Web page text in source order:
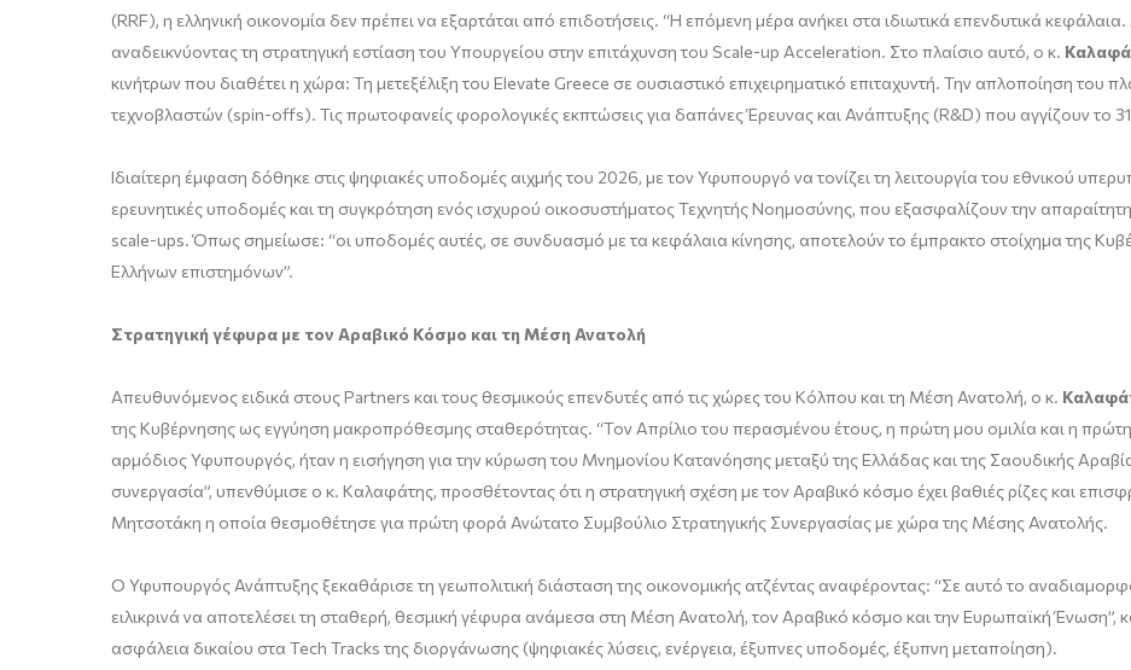
(RRF), η ελληνική οικονομία δεν πρέπει να εξαρτάται από επιδοτήσεις. “Η επόμενη μέρα ανήκει στα ιδιωτικά επενδυτικά
αναδεικνύοντας τη στρατηγική εστίαση του Υπουργείου στην επιτάχυνση του Scale-up Acceleration. Στο πλαίσιο αυτό, ο κ.
κινήτρων που διαθέτει η χώρα: Τη μετεξέλιξη του Elevate Greece σε ουσιαστικό επιχειρηματικό επιταχυντή. Την απλοποίηση του
τεχνοβλαστών (spin-offs). Τις πρωτοφανείς φορολογικές εκπτώσεις για δαπάνες Έρευνας και Ανάπτυξης (R&D) που αγγίζουν το
Ιδιαίτερη έμφαση δόθηκε στις ψηφιακές υποδομές αιχμής του 2026, με τον Υφυπουργό να τονίζει τη λειτουργία του εθνικού
ερευνητικές υποδομές και τη συγκρότηση ενός ισχυρού οικοσυστήματος Τεχνητής Νοημοσύνης, που εξασφαλίζουν την
scale-ups. Όπως σημείωσε: “οι υποδομές αυτές, σε συνδυασμό με τα κεφάλαια κίνησης, αποτελούν το έμπρακτο στοίχημα της
Ελλήνων επιστημόνων”.
Στρατηγική γέφυρα με τον Αραβικό Κόσμο και τη Μέση Ανατολή
Απευθυνόμενος ειδικά στους Partners και τους θεσμικούς επενδυτές από τις χώρες του Κόλπου και τη Μέση Ανατολή, ο κ.
της Κυβέρνησης ως εγγύηση μακροπρόθεσμης σταθερότητας. “Τον Απρίλιο του περασμένου έτους, η πρώτη μου ομιλία και η
αρμόδιος Υφυπουργός, ήταν η εισήγηση για την κύρωση του Μνημονίου Κατανόησης μεταξύ της Ελλάδας και της Σαουδικής
συνεργασία”, υπενθύμισε ο κ. Καλαφάτης, προσθέτοντας ότι η στρατηγική σχέση με τον Αραβικό κόσμο έχει βαθιές ρίζες και
Μητσοτάκη η οποία θεσμοθέτησε για πρώτη φορά Ανώτατο Συμβούλιο Στρατηγικής Συνεργασίας με χώρα της Μέσης Ανατολής.
Ο Υφυπουργός Ανάπτυξης ξεκαθάρισε τη γεωπολιτική διάσταση της οικονομικής ατζέντας αναφέροντας: “Σε αυτό το
ειλικρινά να αποτελέσει τη σταθερή, θεσμική γέφυρα ανάμεσα στη Μέση Ανατολή, τον Αραβικό κόσμο και την Ευρωπαϊκή Ένωση”,
ασφάλεια δικαίου στα Tech Tracks της διοργάνωσης (ψηφιακές λύσεις, ενέργεια, έξυπνες υποδομές, έξυπνη μεταποίηση).